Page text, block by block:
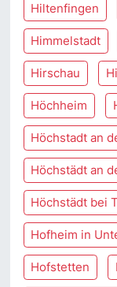
Hiltenfingen
Himmelstadt
Hirschau
Höchheim
Höchstadt an
Höchstädt an
Höchstädt bei
Hofheim in
Hofstetten